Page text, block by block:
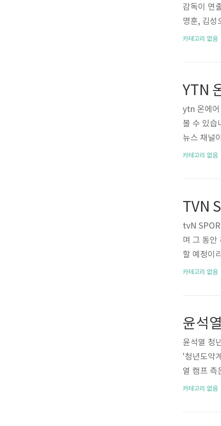
학관 천문
거장에 다
감독이 연
명훈, 김성
를 통해 시
bit.ly/
무료보기
상 플랫폼
미드, 일드..
카테고리 없음
YTN
ytn 온에어
볼 수 있습
뉴스 채널
널이 없다
려드리려
에 접속해
오른쪽 부
시간 ..
카테고리 없음
tvN
며 그 동안
할 예정이
늘어난
그럼 tvN
다. tvN
포츠 경기
능합니다.
카테고리 없음
윤석열 청
'청년도약
열 캠프 측
있는 방안
카테고리 없음